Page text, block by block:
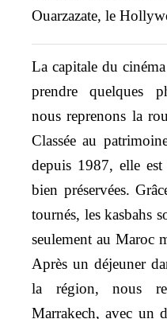
Ouarzazate, le
La capitale du cinéma
prendre quelques
nous reprenons la
Classée au
depuis 1987, elle est
bien préservées.
tournés, les kasbahs
seulement au Maroc
Après un déjeuner
la région, nous
Marrakech, avec un